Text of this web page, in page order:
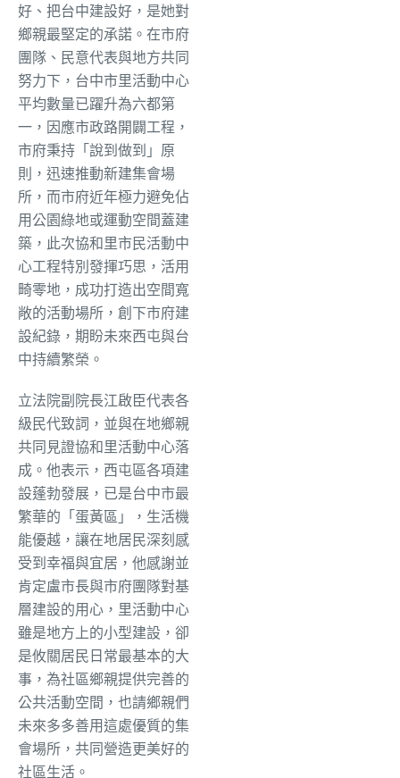
好、把台中建設好，是她對
鄉親最堅定的承諾。在市府
團隊、民意代表與地方共同
努力下，台中市里活動中心
平均數量已躍升為六都第
一，因應市政路開闢工程，
市府秉持「說到做到」原
則，迅速推動新建集會場
所，而市府近年極力避免佔
用公園綠地或運動空間蓋建
築，此次協和里市民活動中
心工程特別發揮巧思，活用
畸零地，成功打造出空間寬
敞的活動場所，創下市府建
設紀錄，期盼未來西屯與台
中持續繁榮。
立法院副院長江啟臣代表各
級民代致詞，並與在地鄉親
共同見證協和里活動中心落
成。他表示，西屯區各項建
設蓬勃發展，已是台中市最
繁華的「蛋黃區」，生活機
能優越，讓在地居民深刻感
受到幸福與宜居，他感謝並
肯定盧市長與市府團隊對基
層建設的用心，里活動中心
雖是地方上的小型建設，卻
是攸關居民日常最基本的大
事，為社區鄉親提供完善的
公共活動空間，也請鄉親們
未來多多善用這處優質的集
會場所，共同營造更美好的
社區生活。